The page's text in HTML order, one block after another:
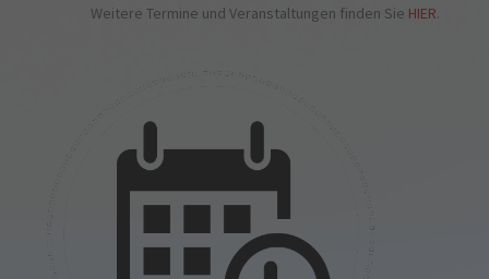
Weitere Termine und Veranstaltungen finden Sie HIER.